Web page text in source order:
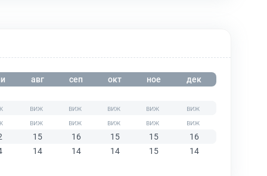
авг сеп окт ное дек
15 16 15 15
16
14 14 14 15 14